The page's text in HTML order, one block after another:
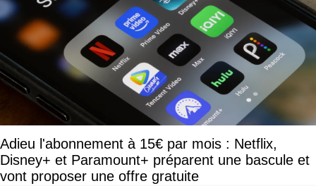
Adieu l'abonnement à 15€ par mois : Netflix,
Disney+ et Paramount+ préparent une bascule et
vont proposer une offre gratuite